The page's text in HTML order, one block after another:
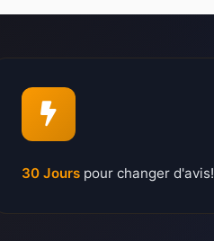
30 Jours pour changer d'avis!